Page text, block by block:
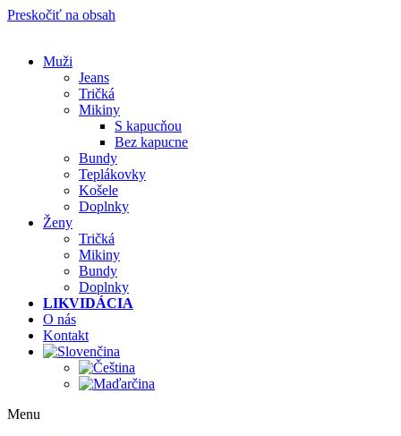
Preskočiť na obsah
Muži
Jeans
Tričká
Mikiny
S kapucňou
Bez kapucne
Bundy
Teplákovky
Košele
Doplnky
Ženy
Tričká
Mikiny
Bundy
Doplnky
LIKVIDÁCIA
O nás
Kontakt
Menu